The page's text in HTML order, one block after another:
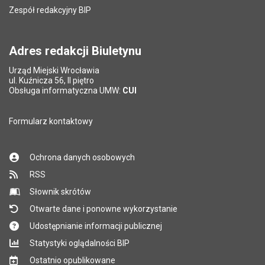
Pytanie antyspamowe
*
Pole wymagane
Zespół redakcyjny BIP
Adres redakcji Biuletynu
Urząd Miejski Wrocławia
ul. Kuźnicza 56, II piętro
Obsługa informatyczna UMW: CUI
Formularz kontaktowy
Ochrona danych osobowych
RSS
Słownik skrótów
Otwarte dane i ponowne wykorzystanie
Udostępnianie informacji publicznej
Statystyki oglądalności BIP
Ostatnio opublikowane